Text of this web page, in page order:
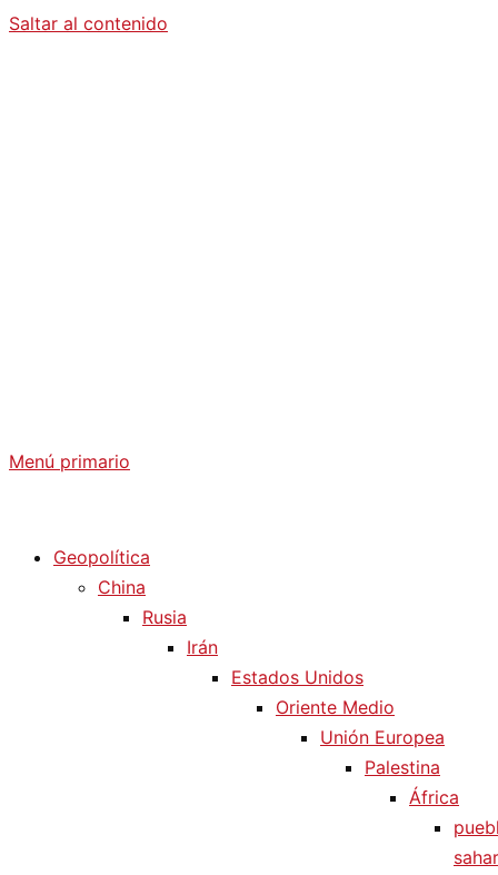
Saltar al contenido
Menú primario
Geopolítica
China
Rusia
Irán
Estados Unidos
Oriente Medio
Unión Europea
Palestina
África